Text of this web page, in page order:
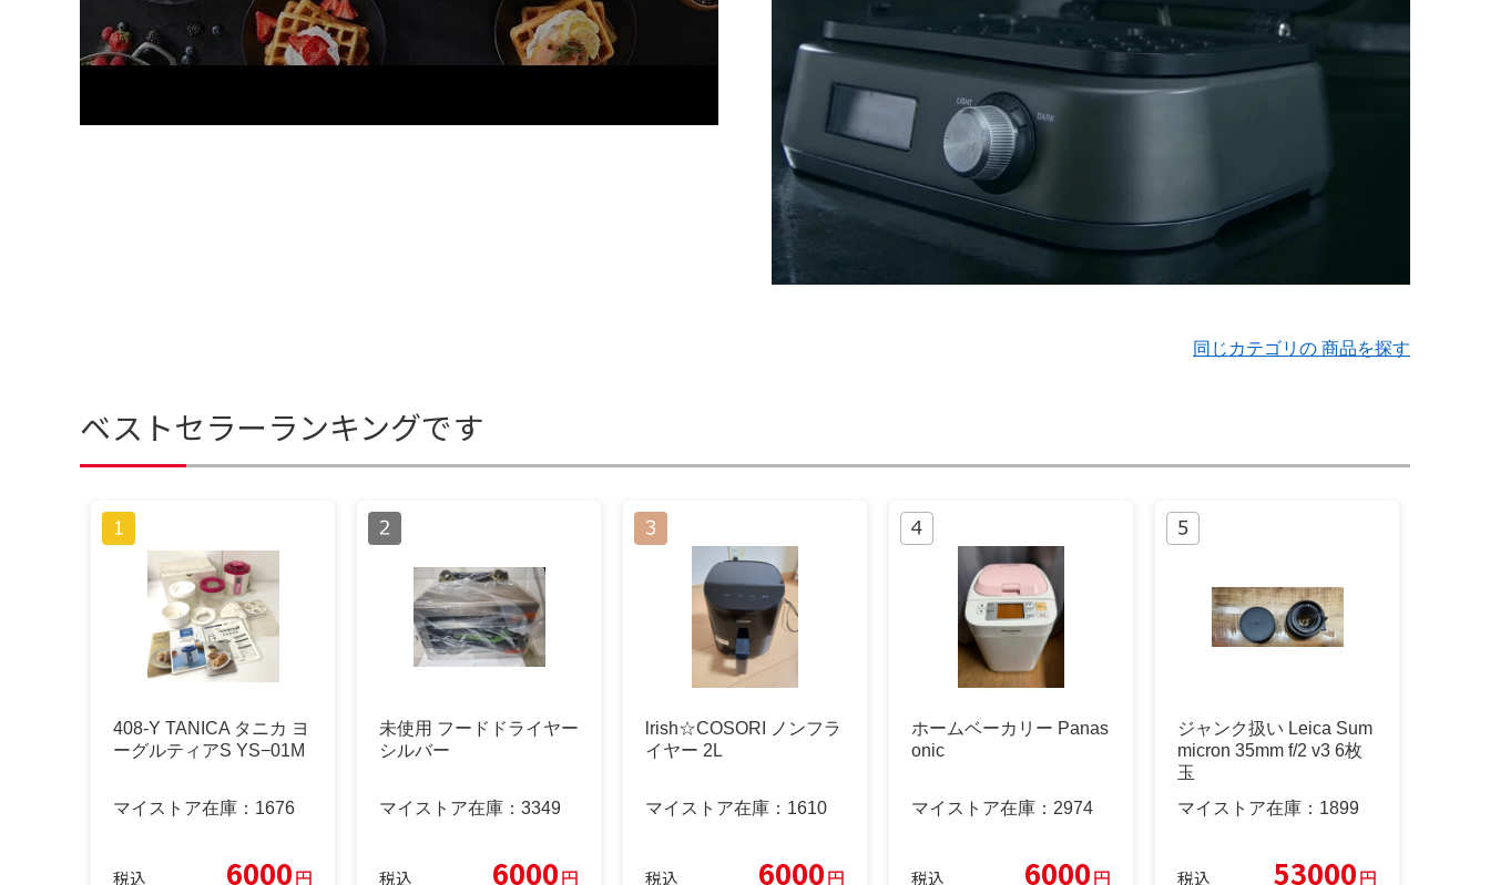
同じカテゴリの 商品を探す
ベストセラーランキングです
408-Y TANICA タニカ ヨ
ーグルティアS YS−01M
マイストア在庫： 1676
税込 6000円
未使用 フードドライヤー
シルバー
マイストア在庫： 3349
税込 6000円
lrish☆COSORI ノンフラ
イヤー 2L
マイストア在庫： 1610
税込 6000円
ホームベーカリー Panas
onic
マイストア在庫： 2974
税込 6000円
ジャンク扱い Leica Sum
micron 35mm f/2 v3 6枚
玉
マイストア在庫： 1899
税込 53000円